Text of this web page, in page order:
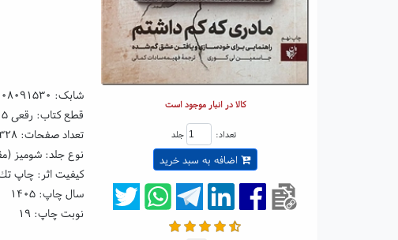
کالا در انبار موجود است
تعداد: جلد
اضافه به سبد خرید
شابک:
قطع کتاب: رقعی ۱۵*۲۱ سانتیمتر
تعداد صفحات: ۳۲۸
نوع جلد: شومیز
کیفیت اثر: چاپ
سال چاپ: ۱۴۰۵
نوبت چاپ: ۱۹